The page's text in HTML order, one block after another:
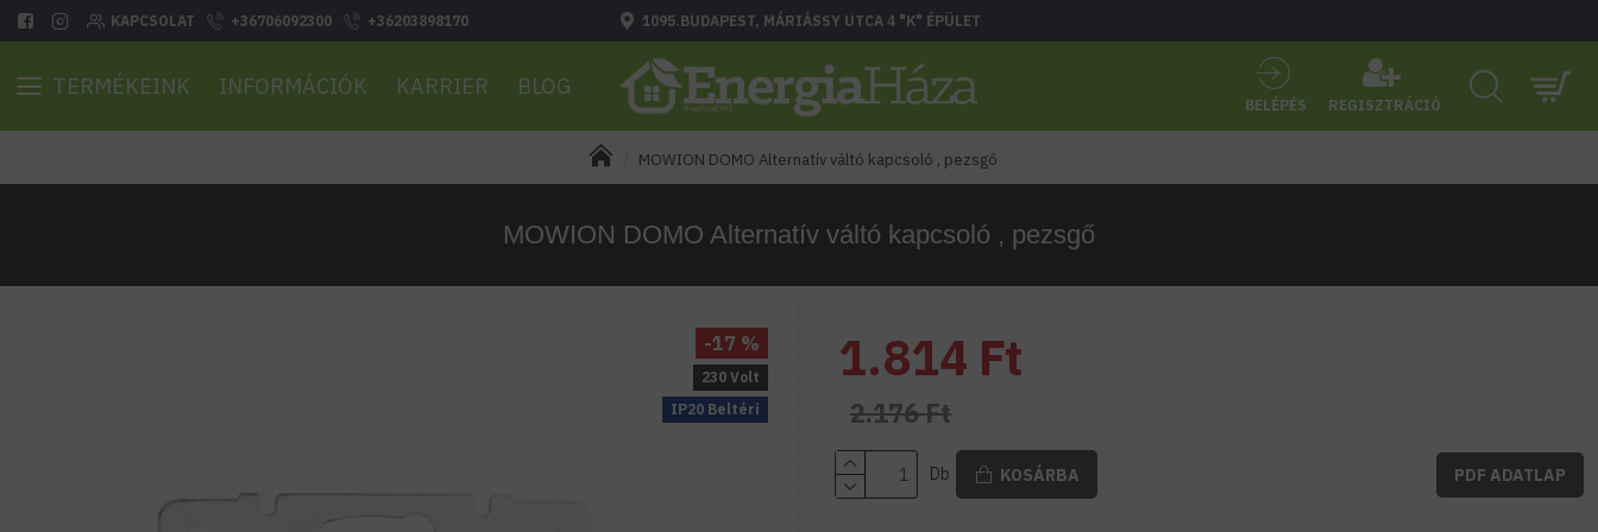
KAPCSOLAT +36706092300 +36203898170 1095.BUDAPEST, MÁRIÁSSY UTCA 4 "K" ÉPÜLET
TERMÉKEINK INFORMÁCIÓK KARRIER BLOG
BELÉPÉS REGISZTRÁCIÓ
MOWION DOMO Alternatív váltó kapcsoló , pezsgő
MOWION DOMO Alternatív váltó kapcsoló , pezsgő
IP20 Beltéri
230 Volt
-17 % 1.814 Ft
2.176 Ft
Db KOSÁRBA PDF ADATLAP